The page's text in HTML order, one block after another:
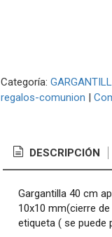
Categoría:
regalos-comunion |
DESCRIPCIÓN
Gargantilla 40 cm
10x10 mm(cierre
etiqueta ( se puede